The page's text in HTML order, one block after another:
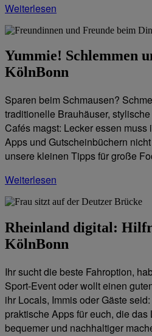
Weiterlesen
Yummie! Schlemmen
KölnBonn
Sparen beim Schmausen?
traditionelle Brauhäuser,
Cafés magst: Lecker essen
Apps und Gutscheinbüchern
unsere kleinen Tipps für große
Weiterlesen
Rheinland digital:
KölnBonn
Ihr sucht die beste Fahroption,
Sport-Event oder wollt einen
ihr Locals, Immis oder Gäste
praktische Apps für euch, die
bequemer und nachhaltiger